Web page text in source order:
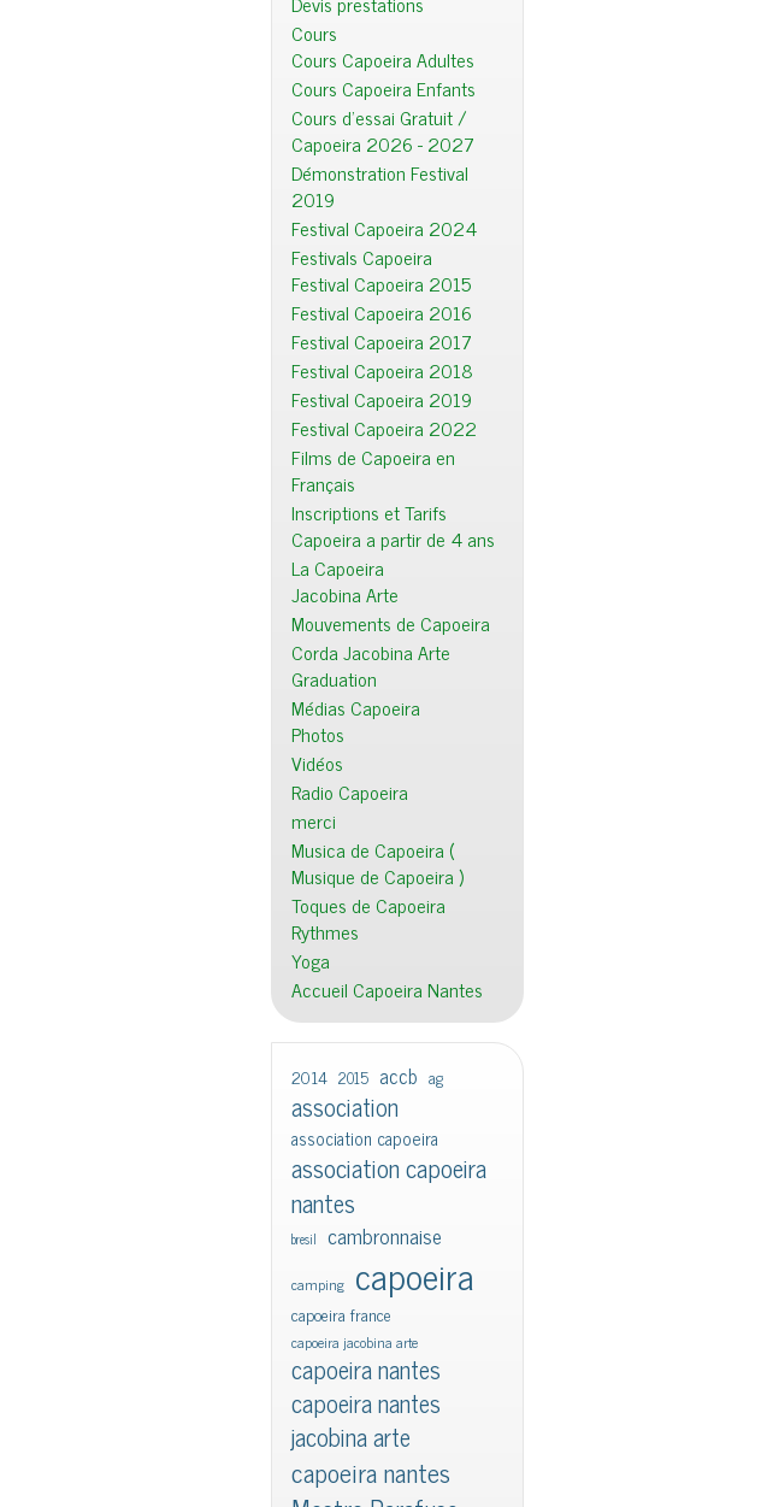
Cours
Cours Capoeira Adultes
Cours Capoeira Enfants
Cours d'essai Gratuit /
Capoeira 2026 - 2027
Démonstration Festival
2019
Festival Capoeira 2024
Festivals Capoeira
Festival Capoeira 2015
Festival Capoeira 2016
Festival Capoeira 2017
Festival Capoeira 2018
Festival Capoeira 2019
Festival Capoeira 2022
Films de Capoeira en
Français
Inscriptions et Tarifs
Capoeira a partir de 4 ans
La Capoeira
Jacobina Arte
Mouvements de Capoeira
Corda Jacobina Arte
Graduation
Médias Capoeira
Photos
Vidéos
Radio Capoeira
merci
Musica de Capoeira (
Musique de Capoeira )
Toques de Capoeira
Rythmes
Yoga
Accueil Capoeira Nantes
2014 2015 accb ag
association
association capoeira
association capoeira
nantes
bresil cambronnaise
camping capoeira
capoeira france
capoeira jacobina arte
capoeira nantes
capoeira nantes
jacobina arte
capoeira nantes